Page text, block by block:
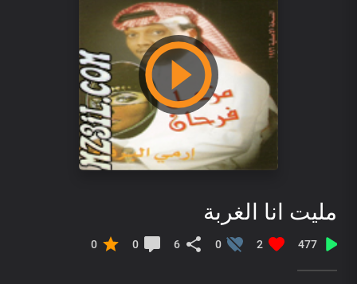
مليت انا الغربة
477
2
0
6
0
0